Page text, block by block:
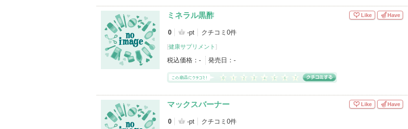
ミネラル黒酢
0 -pt クチコミ0件
[健康サプリメント ]
税込価格： - 発売日： -
Like Have
マックスバーナー
0 -pt クチコミ0件
Like Have